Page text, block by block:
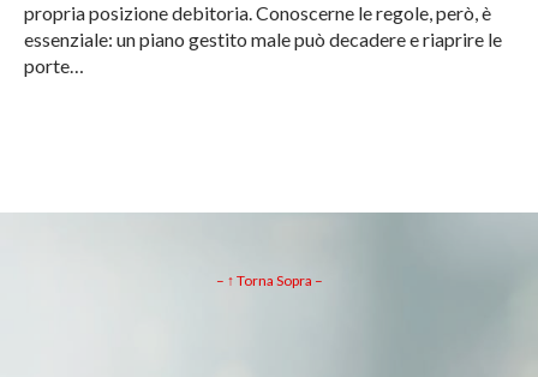
propria posizione debitoria. Conoscerne le regole, però, è
essenziale: un piano gestito male può decadere e riaprire le
porte…
– ↑ Torna Sopra –